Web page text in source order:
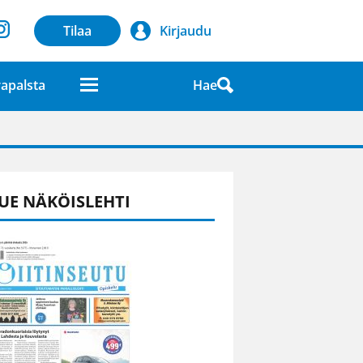
Tilaa Kirjaudu
Hae
lehdessä
NÄKÖISLEHTI